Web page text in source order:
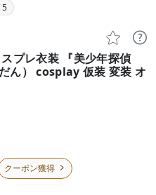
5
 
プレ衣装 『美少年探偵
ん） cosplay 仮装 変装 オ
クーポン獲得 